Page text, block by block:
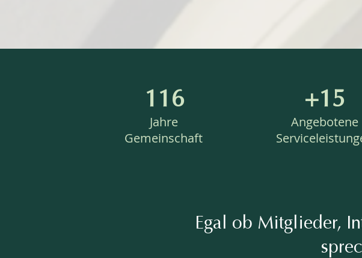
116
Jahre
Gemeinschaft
+15
Angebotene
Egal ob Mitglieder,